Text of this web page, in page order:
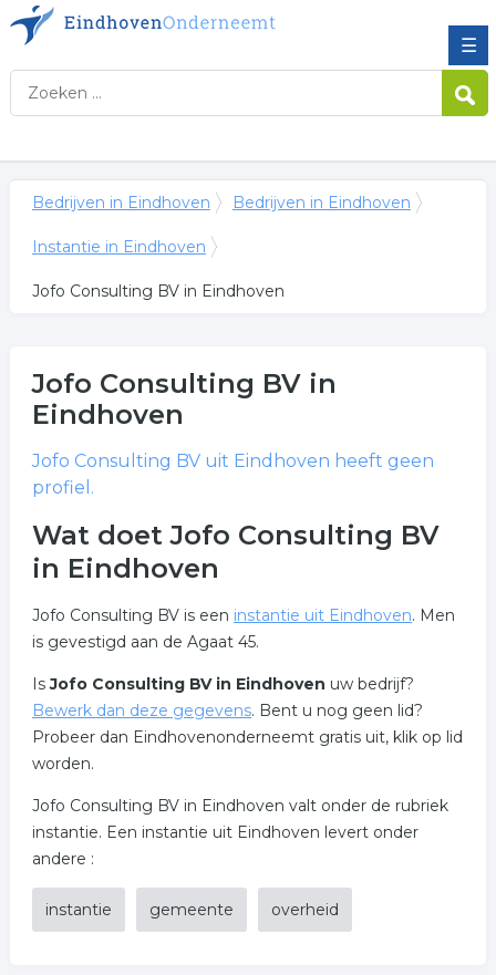
☰
Bedrijven in Eindhoven Bedrijven in Eindhoven
Instantie in Eindhoven
Jofo Consulting BV in Eindhoven
Jofo Consulting BVin
Eindhoven
Jofo Consulting BVuit Eindhoven heeft geen
profiel.
Wat doet Jofo Consulting BV
in Eindhoven
Jofo Consulting BV is een instantie uit Eindhoven. Men
is gevestigd aan de Agaat 45.
IsJofo Consulting BV in Eindhoven uw bedrijf?
Bewerk dan deze gegevens. Bent u nog geen lid?
Probeer dan Eindhovenonderneemt gratis uit, klik op lid
worden.
Jofo Consulting BV in Eindhoven valt onder de rubriek
instantie. Een instantie uit Eindhoven levert onder
andere :
instantie gemeente overheid